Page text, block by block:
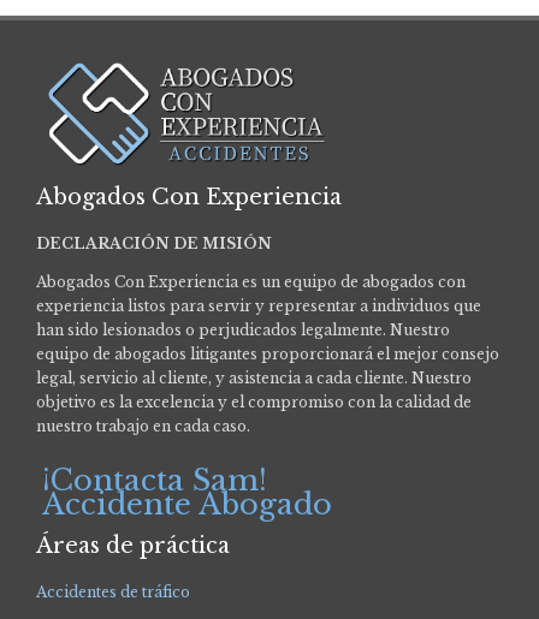
Abogados Con Experiencia
DECLARACIÓN DE MISIÓN
Abogados Con Experiencia es un equipo de abogados con
experiencia listos para servir y representar a individuos que
han sido lesionados o perjudicados legalmente. Nuestro
equipo de abogados litigantes proporcionará el mejor consejo
legal, servicio al cliente, y asistencia a cada cliente. Nuestro
objetivo es la excelencia y el compromiso con la calidad de
nuestro trabajo en cada caso.
¡Contacta Sam!
Accidente Abogado
Áreas de práctica
Accidentes de tráfico